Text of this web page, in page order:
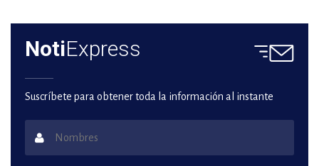
NotiExpress
Suscríbete para obtener toda la información al instante